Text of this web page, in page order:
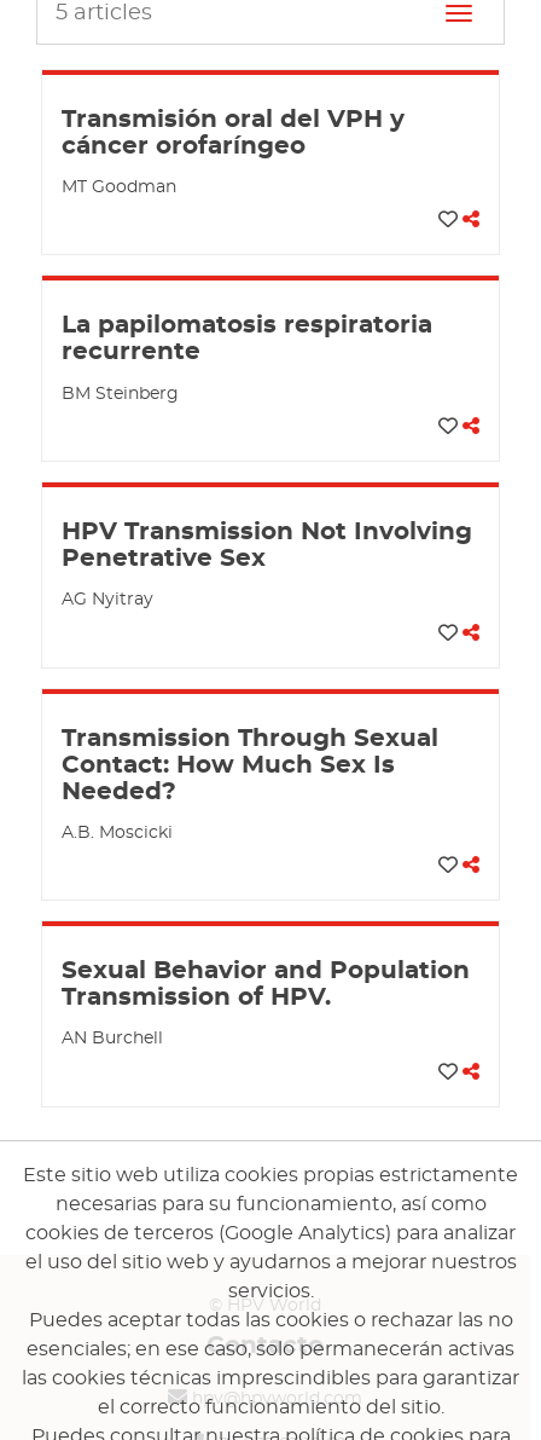
Toggle
5 articles
Transmisión oral del VPH y
cáncer orofaríngeo
MT Goodman
La papilomatosis respiratoria
recurrente
BM Steinberg
HPV Transmission Not Involving
Penetrative Sex
AG Nyitray
Transmission Through Sexual
Contact: How Much Sex Is
Needed?
A.B. Moscicki
Sexual Behavior and Population
Transmission of HPV.
AN Burchell
© HPV World
Contacto
hpv@hpvworld.com
Este sitio web utiliza cookies propias estrictamente
necesarias para su funcionamiento, así como
cookies de terceros (Google Analytics) para analizar
el uso del sitio web y ayudarnos a mejorar nuestros
servicios.
Puedes aceptar todas las cookies o rechazar las no
esenciales; en ese caso, solo permanecerán activas
las cookies técnicas imprescindibles para garantizar
el correcto funcionamiento del sitio.